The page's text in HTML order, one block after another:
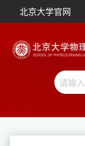
北京大学官网